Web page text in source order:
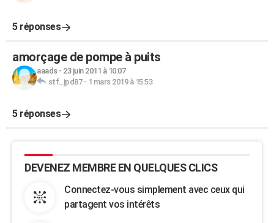
5 réponses
amorçage de pompe à puits
aaads- 23 juin 2011 à 10:07
stf_jpd87- 1 mars 2019 à 15:53
5 réponses
DEVENEZ MEMBRE EN QUELQUES CLICS
Connectez-vous simplement avec ceux qui
partagent vos intérêts